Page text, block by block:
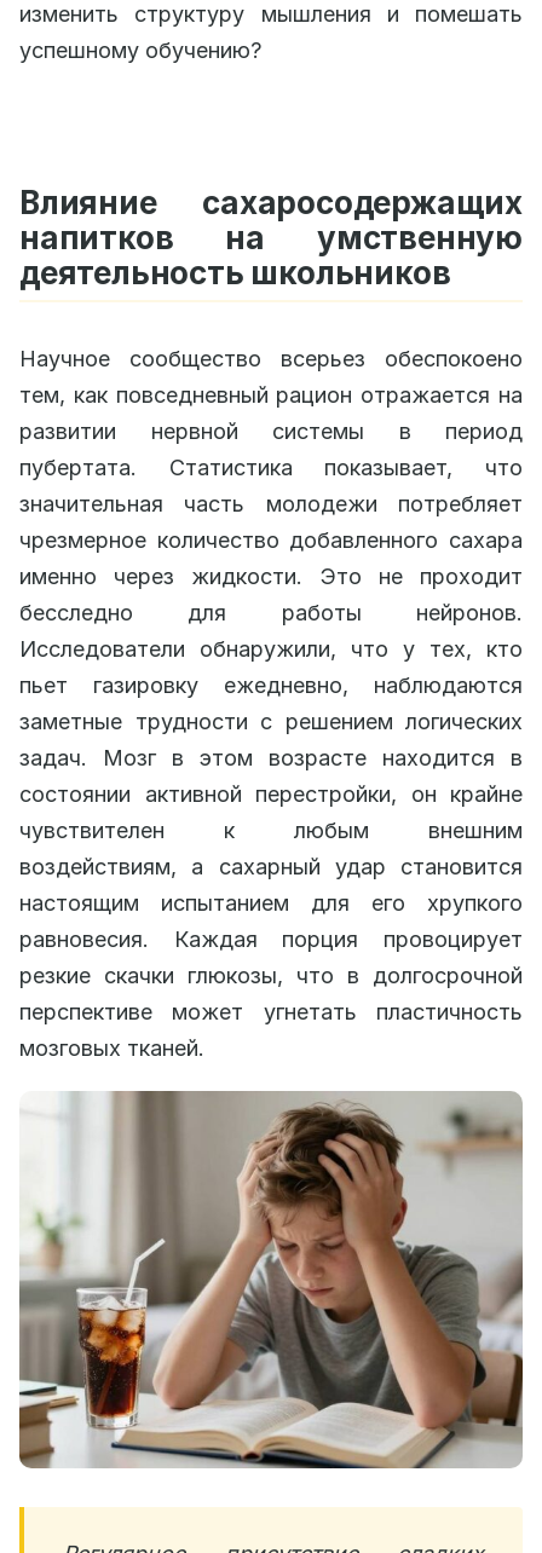
изменить структуру мышления и помешать
успешному обучению?
Влияние сахаросодержащих
напитков на умственную
деятельность школьников
Научное сообщество всерьез обеспокоено
тем, как повседневный рацион отражается на
развитии нервной системы в период
пубертата. Статистика показывает, что
значительная часть молодежи потребляет
чрезмерное количество добавленного сахара
именно через жидкости. Это не проходит
бесследно для работы нейронов.
Исследователи обнаружили, что у тех, кто
пьет газировку ежедневно, наблюдаются
заметные трудности с решением логических
задач. Мозг в этом возрасте находится в
состоянии активной перестройки, он крайне
чувствителен к любым внешним
воздействиям, а сахарный удар становится
настоящим испытанием для его хрупкого
равновесия. Каждая порция провоцирует
резкие скачки глюкозы, что в долгосрочной
перспективе может угнетать пластичность
мозговых тканей.